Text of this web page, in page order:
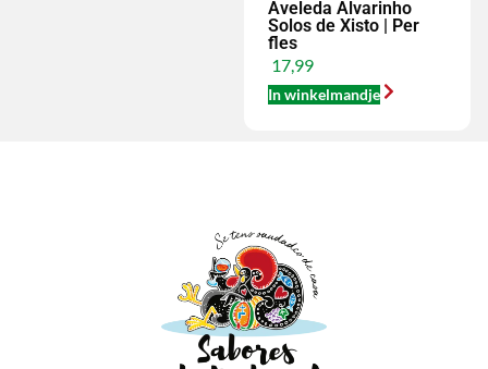
Aveleda Alvarinho
Solos de Xisto | Per
fles
17,99
In winkelmandje